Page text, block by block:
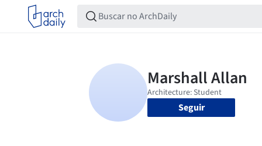
Seguir